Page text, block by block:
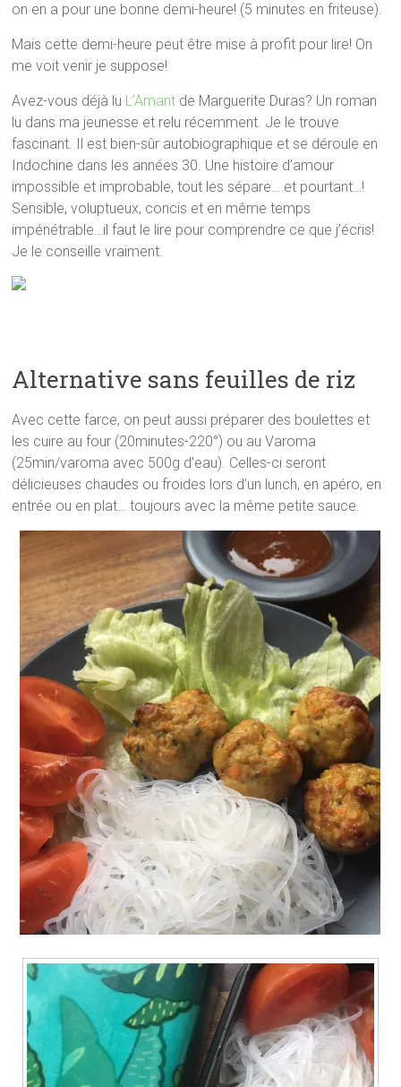
on en a pour une bonne demi-heure! (5 minutes en friteuse).
Mais cette demi-heure peut être mise à profit pour lire! On
me voit venir je suppose!
Avez-vous déjà lu L’Amant de Marguerite Duras? Un roman
lu dans ma jeunesse et relu récemment. Je le trouve
fascinant. Il est bien-sûr autobiographique et se déroule en
Indochine dans les années 30. Une histoire d’amour
impossible et improbable, tout les sépare… et pourtant…!
Sensible, voluptueux, concis et en même temps
impénétrable…il faut le lire pour comprendre ce que j’écris!
Je le conseille vraiment.
Alternative sans feuilles de riz
Avec cette farce, on peut aussi préparer des boulettes et
les cuire au four (20minutes-220°) ou au Varoma
(25min/varoma avec 500g d’eau). Celles-ci seront
délicieuses chaudes ou froides lors d’un lunch, en apéro, en
entrée ou en plat… toujours avec la même petite sauce.